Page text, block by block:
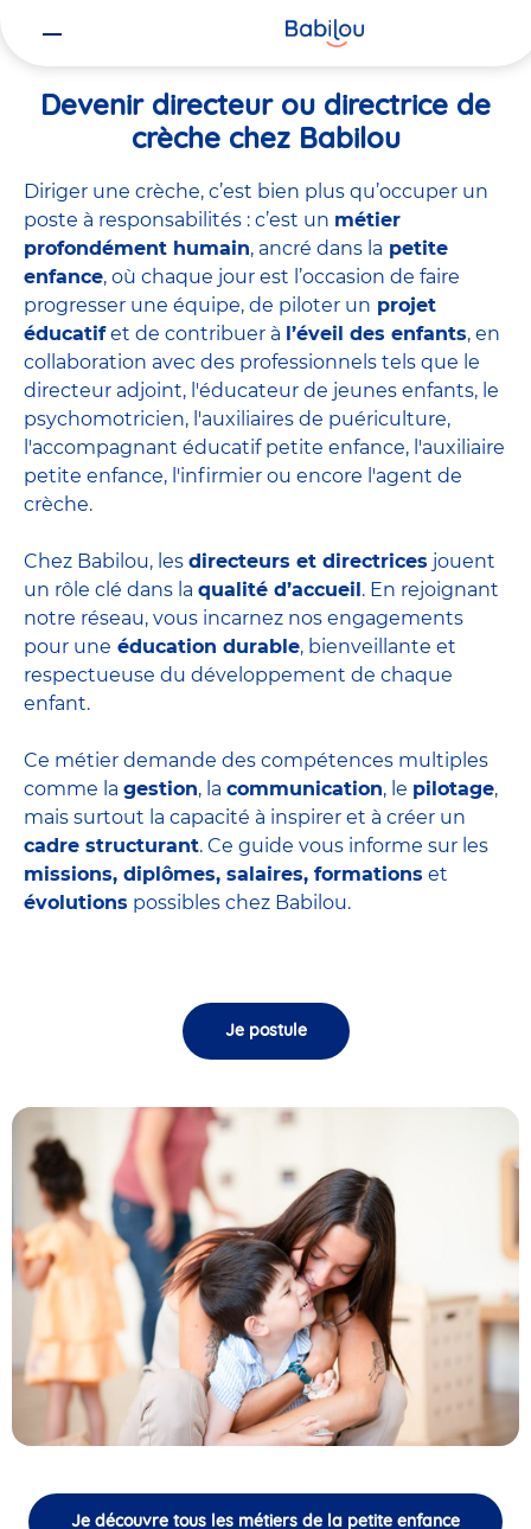
Devenir directeur ou directrice de
crèche chez Babilou
Diriger une crèche, c’est bien plus qu’occuper un
poste à responsabilités : c’est un métier
profondément humain, ancré dans la petite
enfance, où chaque jour est l’occasion de faire
progresser une équipe, de piloter un projet
éducatifet de contribuer à l’éveil des enfants, en
collaboration avec des professionnels tels que le
directeur adjoint, l'éducateur de jeunes enfants, le
psychomotricien, l'auxiliaires de puériculture,
l'accompagnant éducatif petite enfance, l'auxiliaire
petite enfance, l'infirmier ou encore l'agent de
crèche.
Chez Babilou, les directeurs et directrices jouent
un rôle clé dans la qualité d’accueil. En rejoignant
notre réseau, vous incarnez nos engagements
pour une éducation durable, bienveillante et
respectueuse du développement de chaque
enfant.
Ce métier demande des compétences multiples
comme la gestion, la communication, le pilotage,
mais surtout la capacité à inspirer et à créer un
cadre structurant. Ce guide vous informe sur les
missions, diplômes, salaires, formations et
évolutions possibles chez Babilou.
Je postule
Je découvre tous les métiers de la petite enfance